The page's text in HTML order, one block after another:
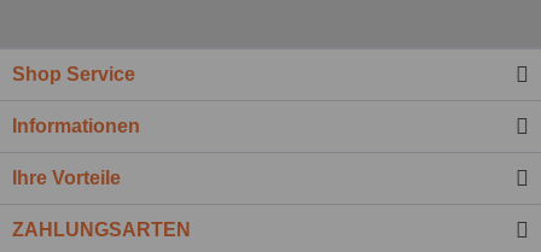
Shop Service
Informationen
Ihre Vorteile
ZAHLUNGSARTEN